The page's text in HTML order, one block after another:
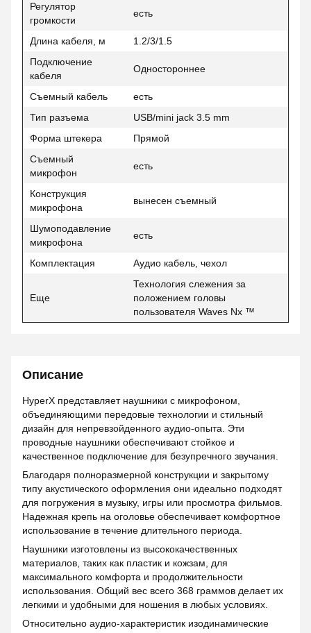
Регулятор
громкости
есть
Длина кабеля, м
1.2/3/1.5
Подключение
кабеля
Одностороннее
Съемный кабель
есть
Тип разъема
USB/mini jack 3.5 mm
Форма штекера
Прямой
Съемный
микрофон
есть
Конструкция
микрофона
вынесен съемный
Шумоподавление
микрофона
есть
Комплектация Аудио кабель, чехол
Еще
Технология слежения за
положением головы
пользователя Waves Nx ™
Описание
HyperX представляет наушники с микрофоном,
объединяющими передовые технологии и стильный
дизайн для непревзойденного аудио-опыта. Эти
проводные наушники обеспечивают стойкое и
качественное подключение для безупречного звучания.
Благодаря полноразмерной конструкции и закрытому
типу акустического оформления они идеально подходят
для погружения в музыку, игры или просмотра фильмов.
Надежная крепь на оголовье обеспечивает комфортное
использование в течение длительного периода.
Наушники изготовлены из высококачественных
материалов, таких как пластик и кожзам, для
максимального комфорта и продолжительности
использования. Общий вес всего 368 граммов делает их
легкими и удобными для ношения в любых условиях.
Относительно аудио-характеристик изодинамические